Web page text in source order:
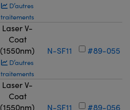
D’autres
traitements
Laser V-
Coat
(1550nm)
D’autres
traitements
N-SF11 #89-055
Laser V-
Coat
(1550nm)
N-SF11 #89-056